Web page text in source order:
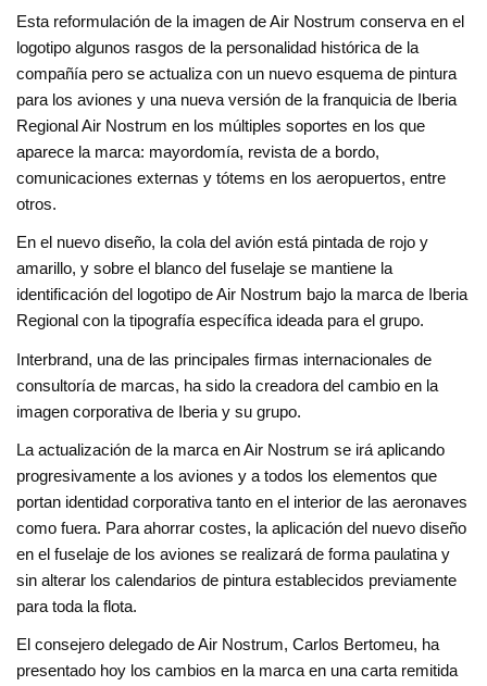
Esta reformulación de la imagen de Air Nostrum conserva en el
logotipo algunos rasgos de la personalidad histórica de la
compañía pero se actualiza con un nuevo esquema de pintura
para los aviones y una nueva versión de la franquicia de Iberia
Regional Air Nostrum en los múltiples soportes en los que
aparece la marca: mayordomía, revista de a bordo,
comunicaciones externas y tótems en los aeropuertos, entre
otros.
En el nuevo diseño, la cola del avión está pintada de rojo y
amarillo, y sobre el blanco del fuselaje se mantiene la
identificación del logotipo de Air Nostrum bajo la marca de Iberia
Regional con la tipografía específica ideada para el grupo.
Interbrand, una de las principales firmas internacionales de
consultoría de marcas, ha sido la creadora del cambio en la
imagen corporativa de Iberia y su grupo.
La actualización de la marca en Air Nostrum se irá aplicando
progresivamente a los aviones y a todos los elementos que
portan identidad corporativa tanto en el interior de las aeronaves
como fuera. Para ahorrar costes, la aplicación del nuevo diseño
en el fuselaje de los aviones se realizará de forma paulatina y
sin alterar los calendarios de pintura establecidos previamente
para toda la flota.
El consejero delegado de Air Nostrum, Carlos Bertomeu, ha
presentado hoy los cambios en la marca en una carta remitida